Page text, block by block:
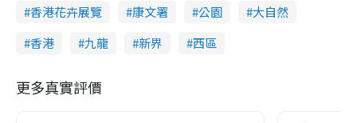
香港花卉展覽
康文署 公園
大自然
香港
九龍 新界 西區
更多真實評價